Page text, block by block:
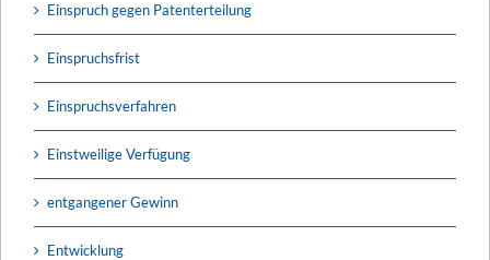
Einspruch gegen Patenterteilung
Einspruchsfrist
Einspruchsverfahren
Einstweilige Verfügung
entgangener Gewinn
Entwicklung